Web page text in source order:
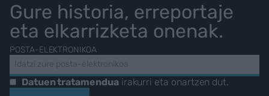
Gure historia, erreportaje
eta elkarrizketa onenak.
POSTA-ELEKTRONIKOA
Datuen tratamenduairakurri eta onartzen dut.